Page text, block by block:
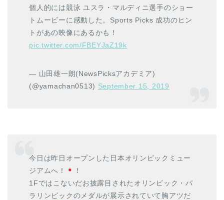
個人的には競泳 ユスラ・マルディニ選手のショー
トムービーに感動した。Sports Picks 成功のヒン
トがあの映像にあるかも！
pic.twitter.com/FBEYJaZ19k
— 山田雄一朗(NewsPicksアカデミア)
(@yamachan0513) September 15, 2019
今日は昨日オープンした日本オリンピックミュー
ジアムへ！
！
1Fではこないだお披露目されたオリンピック・パ
ラリンピックのメダルが展示されていて胸アツだ